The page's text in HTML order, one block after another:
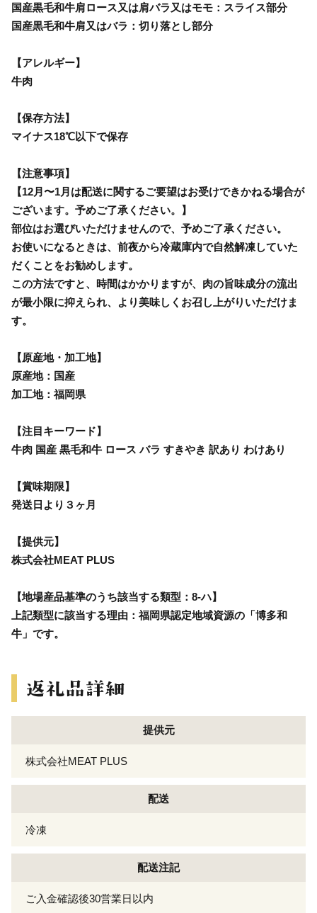
国産黒毛和牛肩ロース又は肩バラ又はモモ：スライス部分
国産黒毛和牛肩又はバラ：切り落とし部分
【アレルギー】
牛肉
【保存方法】
マイナス18℃以下で保存
【注意事項】
【12月〜1月は配送に関するご要望はお受けできかねる場合が
ございます。予めご了承ください。】
部位はお選びいただけませんので、予めご了承ください。
お使いになるときは、前夜から冷蔵庫内で自然解凍していた
だくことをお勧めします。
この方法ですと、時間はかかりますが、肉の旨味成分の流出
が最小限に抑えられ、より美味しくお召し上がりいただけま
す。
【原産地・加工地】
原産地：国産
加工地：福岡県
【注目キーワード】
牛肉 国産 黒毛和牛 ロース バラ すきやき 訳あり わけあり
【賞味期限】
発送日より３ヶ月
【提供元】
株式会社MEAT PLUS
【地場産品基準のうち該当する類型：8-ハ】
上記類型に該当する理由：福岡県認定地域資源の「博多和
牛」です。
提供元
株式会社MEAT PLUS
配送
冷凍
配送注記
ご入金確認後30営業日以内